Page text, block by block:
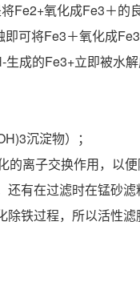
Fe2+氧化成Fe3＋的
可将Fe3＋氧化成
成的Fe3+立即被水
沉淀物）；
离子交换作用，以便
有在过滤时在锰砂
铁过程，所以活性滤